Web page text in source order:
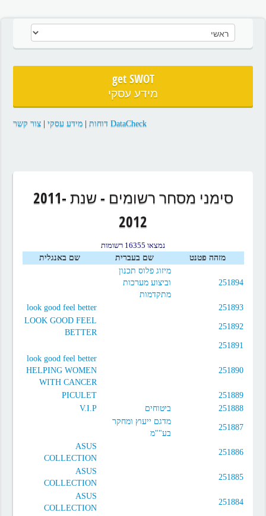
get SWOT
מידע עסקי
DataCheck דוחות | מידע עסקי| צור קשר
סימני מסחר רשומים - שנת 2011-
2012
נמצאו 16355 רשומות
מזהה פטנט
שם בעברית שם באנגלית
251894
מיזוג פלוס תכנון
וביצוע מערכות
מתקדמות
251893
look good feel better
251892
LOOK GOOD FEEL
BETTER
251891
251890
look good feel better
HELPING WOMEN
WITH CANCER
251889
PICULET
251888
ביטוחים V.I.P
251887
מדגם ייעוץ ומחקר
בע""מ
251886
ASUS
COLLECTION
251885
ASUS
COLLECTION
251884
ASUS
COLLECTION